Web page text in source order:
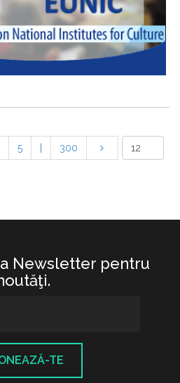
5 300
Newsletter pentru
TE